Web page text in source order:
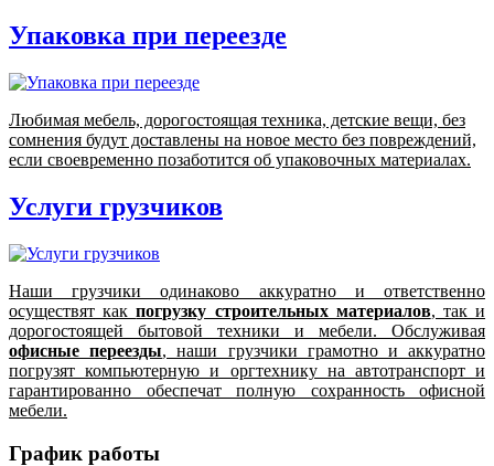
Упаковка при переезде
Любимая мебель, дорогостоящая техника, детские вещи, без
сомнения будут доставлены на новое место без повреждений,
если своевременно позаботится об упаковочных материалах.
Услуги грузчиков
Наши грузчики одинаково аккуратно и ответственно
осуществят какпогрузку строительных материалов, так и
дорогостоящей бытовой техники и мебели. Обслуживая
офисные переезды, наши грузчики грамотно и аккуратно
погрузят компьютерную и оргтехнику на автотранспорт и
гарантированно обеспечат полную сохранность офисной
мебели.
График работы